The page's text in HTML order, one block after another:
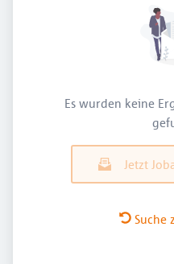
Es wurden keine
Jetzt
Suche